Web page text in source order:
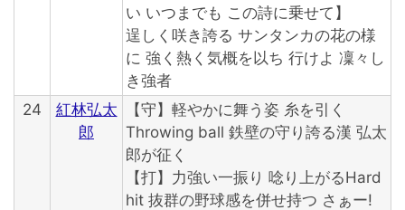
い いつまでも この詩に乗せて】
逞しく咲き誇る サンタンカの花の様
に 強く熱く気概を以ち 行けよ 凜々し
き強者
24
紅林弘太
郎
【守】軽やかに舞う姿 糸を引く
Throwing ball 鉄壁の守り誇る漢 弘太
郎が征く
【打】力強い一振り 唸り上がるHard
hit 抜群の野球感を併せ持つ さぁー!